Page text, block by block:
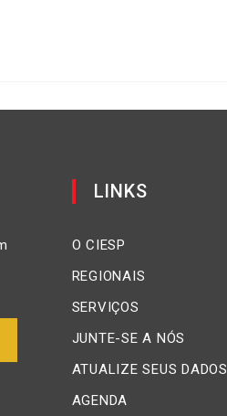
LINKS
O CIESP
REGIONAIS
SERVIÇOS
JUNTE-SE A NÓS
ATUALIZE SEUS DADOS
AGENDA